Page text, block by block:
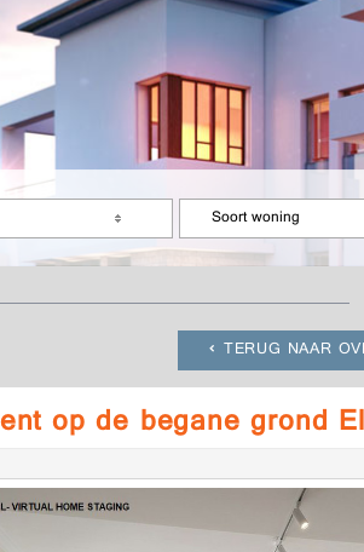
Soort woning
TERUG NAAR
op de begane grond